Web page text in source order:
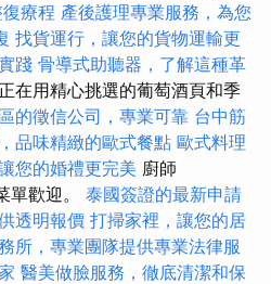
療程 產後護理專業服務，為您
找貨運行，讓您的貨物運輸更
踐 骨導式助聽器，了解這種革
在用精心挑選的葡萄酒頁和季
的徵信公司，專業可靠 台中筋
品味精緻的歐式餐點 歐式料理
您的婚禮更完美 廚師
單歡迎。 泰國簽證的最新申請
透明報價 打掃家裡，讓您的居
所，專業團隊提供專業法律服
醫美做臉服務，徹底清潔和保